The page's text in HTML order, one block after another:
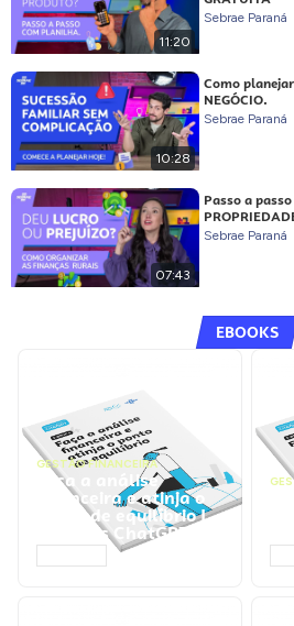
11:20
Sebrae Paraná
10:28
Como
NEGÓCIO.
Sebrae Paraná
07:43
Passo a
Sebrae Paraná
EBOOKS
GESTÃO FINANCEIRA
Faça a análise
financeira e atinja o
ponto de equilíbrio |
Prompts ChatGPT